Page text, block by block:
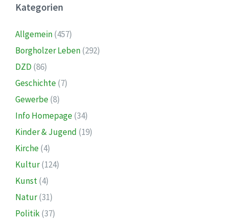
Kategorien
Allgemein(457)
Borgholzer Leben(292)
DZD (86)
Geschichte(7)
Gewerbe(8)
Info Homepage(34)
Kinder & Jugend (19)
Kirche(4)
Kultur(124)
Kunst(4)
Natur(31)
Politik(37)